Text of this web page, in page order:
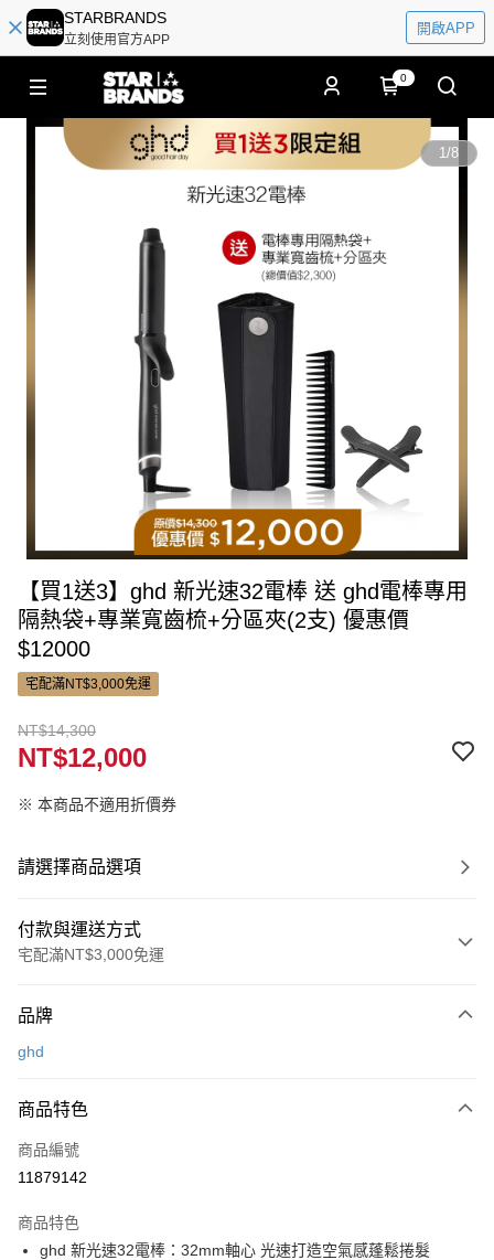
STARBRANDS
立刻使用官方APP
開啟APP
0
1/8
【買1送3】ghd 新光速32電棒 送 ghd電棒專用
隔熱袋+專業寬齒梳+分區夾(2支) 優惠價
$12000
宅配滿NT$3,000免運
NT$14,300
NT$12,000
※ 本商品不適用折價券
請選擇商品選項
付款與運送方式
宅配滿NT$3,000免運
信用卡一次付款
Apple Pay
街口支付
Google Pay
品牌
ghd
商品特色
商品編號
11879142
商品特色
ghd 新光速32電棒：32mm軸心 光速打造空氣感蓬鬆捲髮